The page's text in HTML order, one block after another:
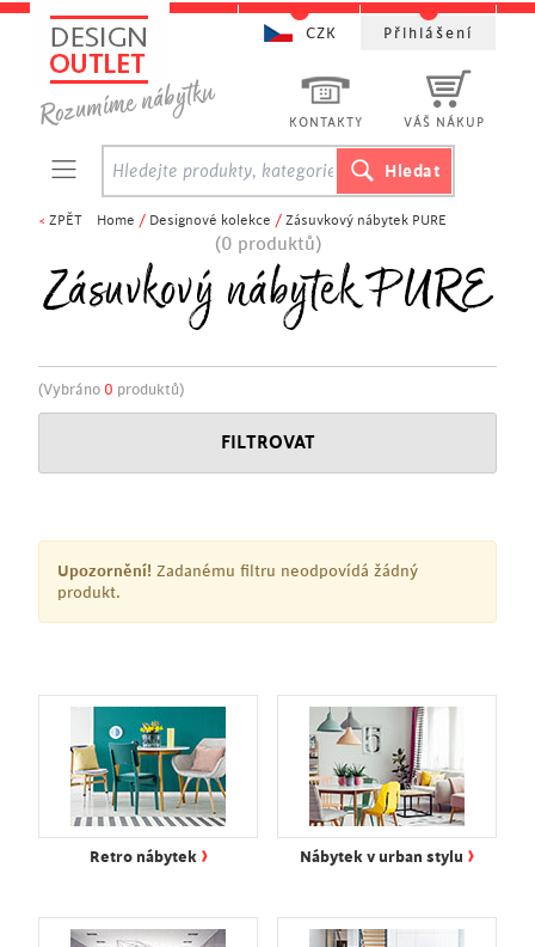
< ZPĚT Home / Designové kolekce / Zásuvkový nábytek PURE
(0 produktů)
Zásuvkový nábytek PURE
(Vybráno 0 produktů)
FILTROVAT
Upozornění! Zadanému filtru neodpovídá žádný
produkt.
Retro nábytek › Nábytek v urban stylu ›
KONTAKTY VÁŠ NÁKUP
CZK Přihlášení